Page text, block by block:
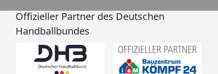
Offizieller Partner des Deutschen
Handballbundes